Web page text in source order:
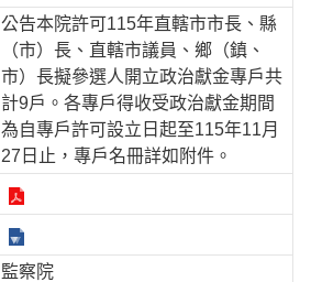
公告本院許可115年直轄市市長、縣
（市）長、直轄市議員、鄉（鎮、
市）長擬參選人開立政治獻金專戶共
計9戶。各專戶得收受政治獻金期間
為自專戶許可設立日起至115年11月
27日止，專戶名冊詳如附件。
監察院